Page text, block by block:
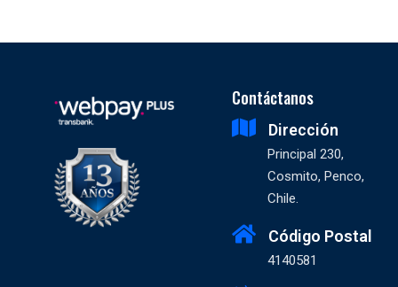
Contáctanos
Dirección
Principal 230,
Cosmito, Penco,
Chile.
Código Postal
4140581